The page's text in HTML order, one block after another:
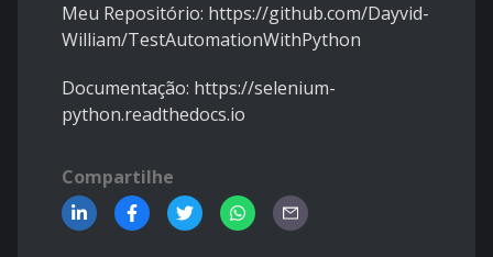
Meu Repositório: https://github.com/Dayvid-
William/TestAutomationWithPython
Documentação: https://selenium-
python.readthedocs.io
Compartilhe